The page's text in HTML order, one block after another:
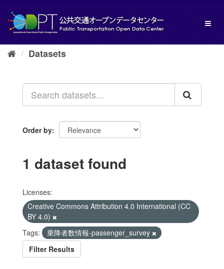
content
Datasets
Order by
1 dataset found
Licenses:
Creative Commons Attribution 4.0 International (CC
BY 4.0)
Tags:
乗降者数情報-passenger_survey
Filter Results